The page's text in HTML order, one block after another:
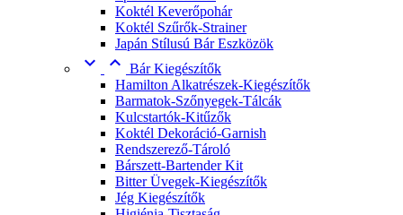
Koktél Keverőpohár
Koktél Szűrők-Strainer
Japán Stílusú Bár Eszközök
  Bár Kiegészítők
Hamilton Alkatrészek-Kiegészítők
Barmatok-Szőnyegek-Tálcák
Kulcstartók-Kitűzők
Koktél Dekoráció-Garnish
Rendszerező-Tároló
Bárszett-Bartender Kit
Bitter Üvegek-Kiegészítők
Jég Kiegészítők